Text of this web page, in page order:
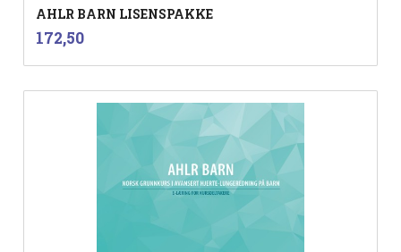
AHLR BARN LISENSPAKKE
Pris
172,50